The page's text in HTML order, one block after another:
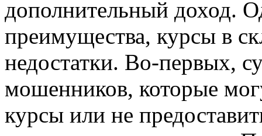
дополнительный доход.
преимущества, курсы в
недостатки. Во-первых,
мошенников, которые
курсы или не